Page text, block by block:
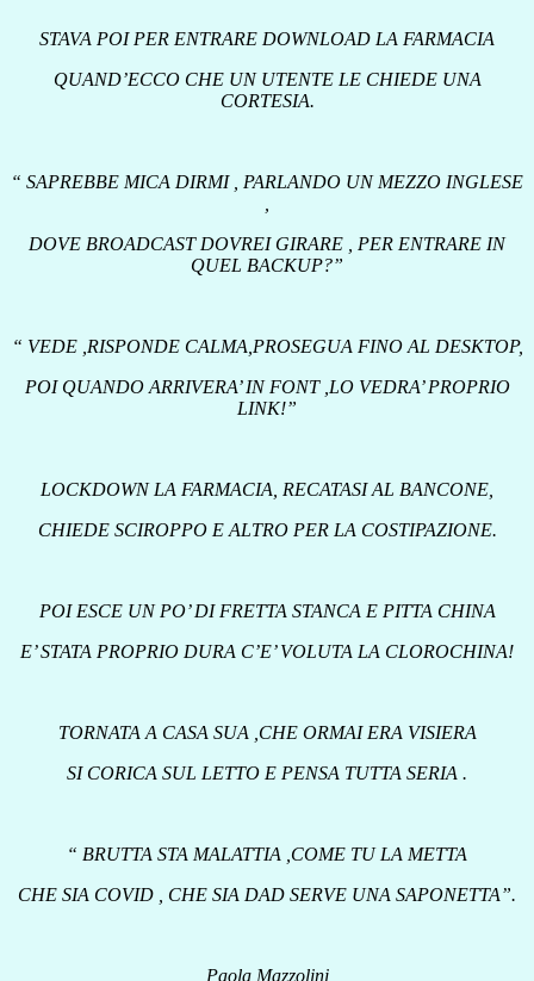
STAVA POI PER ENTRARE DOWNLOAD LA FARMACIA
QUAND’ECCO CHE UN UTENTE LE CHIEDE UNA
CORTESIA.
“ SAPREBBE MICA DIRMI , PARLANDO UN MEZZO INGLESE
,
DOVE BROADCAST DOVREI GIRARE , PER ENTRARE IN
QUEL BACKUP?”
“ VEDE ,RISPONDE CALMA,PROSEGUA FINO AL DESKTOP,
POI QUANDO ARRIVERA’ IN FONT ,LO VEDRA’ PROPRIO
LINK!”
LOCKDOWN LA FARMACIA, RECATASI AL BANCONE,
CHIEDE SCIROPPO E ALTRO PER LA COSTIPAZIONE.
POI ESCE UN PO’ DI FRETTA STANCA E PITTA CHINA
E’ STATA PROPRIO DURA C’E’ VOLUTA LA CLOROCHINA!
TORNATA A CASA SUA ,CHE ORMAI ERA VISIERA
SI CORICA SUL LETTO E PENSA TUTTA SERIA .
“ BRUTTA STA MALATTIA ,COME TU LA METTA
CHE SIA COVID , CHE SIA DAD SERVE UNA SAPONETTA”.
Paola Mazzolini